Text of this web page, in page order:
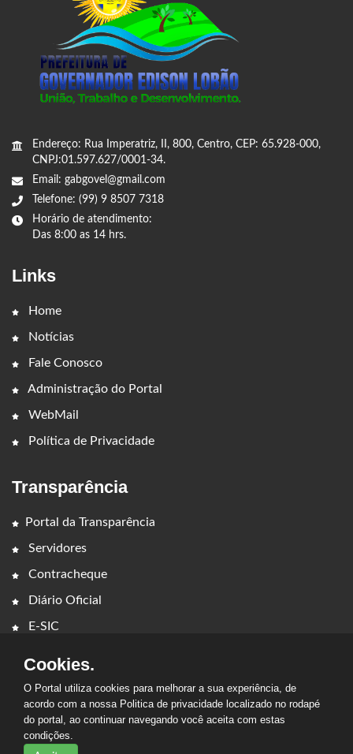
Endereço: Rua Imperatriz, II, 800, Centro, CEP: 65.928-000,
CNPJ:01.597.627/0001-34.
Email: gabgovel@gmail.com
Telefone: (99) 9 8507 7318
Horário de atendimento:
Das 8:00 as 14 hrs.
Links
Home
Notícias
Fale Conosco
Administração do Portal
WebMail
Política de Privacidade
Transparência
Portal da Transparência
Servidores
Contracheque
Diário Oficial
E-SIC
Cookies.
O Portal utiliza cookies para melhorar a sua experiência, de
acordo com a nossa Politica de privacidade localizado no rodapé
do portal, ao continuar navegando você aceita com estas
condições.
2026 - PREFEITURA MUNICIPAL DE GOVERNADOR EDISON
LOBÃO - MA. Todos os direitos reservados.